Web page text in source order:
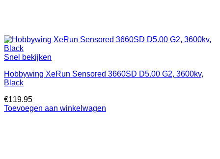
Snel bekijken
Hobbywing XeRun Sensored 3660SD D5.00 G2, 3600kv,
Black
€119.95
Toevoegen aan winkelwagen